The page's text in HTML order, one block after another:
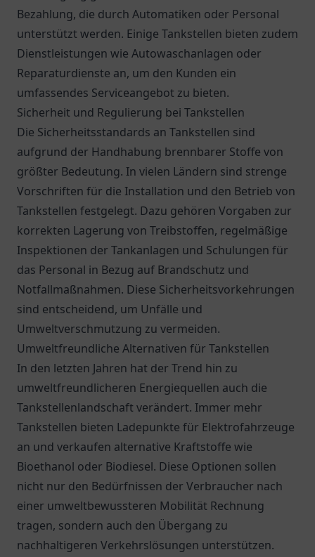
Bezahlung, die durch Automatiken oder Personal
unterstützt werden. Einige Tankstellen bieten zudem
Dienstleistungen wie Autowaschanlagen oder
Reparaturdienste an, um den Kunden ein
umfassendes Serviceangebot zu bieten.
Sicherheit und Regulierung bei Tankstellen
Die Sicherheitsstandards an Tankstellen sind
aufgrund der Handhabung brennbarer Stoffe von
größter Bedeutung. In vielen Ländern sind strenge
Vorschriften für die Installation und den Betrieb von
Tankstellen festgelegt. Dazu gehören Vorgaben zur
korrekten Lagerung von Treibstoffen, regelmäßige
Inspektionen der Tankanlagen und Schulungen für
das Personal in Bezug auf Brandschutz und
Notfallmaßnahmen. Diese Sicherheitsvorkehrungen
sind entscheidend, um Unfälle und
Umweltverschmutzung zu vermeiden.
Umweltfreundliche Alternativen für Tankstellen
In den letzten Jahren hat der Trend hin zu
umweltfreundlicheren Energiequellen auch die
Tankstellenlandschaft verändert. Immer mehr
Tankstellen bieten Ladepunkte für Elektrofahrzeuge
an und verkaufen alternative Kraftstoffe wie
Bioethanol oder Biodiesel. Diese Optionen sollen
nicht nur den Bedürfnissen der Verbraucher nach
einer umweltbewussteren Mobilität Rechnung
tragen, sondern auch den Übergang zu
nachhaltigeren Verkehrslösungen unterstützen.